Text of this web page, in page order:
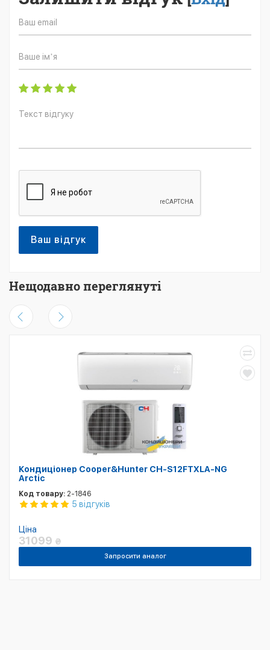
Ваш відгук
Нещодавно переглянуті
Кондиціонер Cooper&Hunter CH-S12FTXLA-NG
Arctic
Код товару: 2-1846
5 відгуків
Ціна
31099 ₴
Запросити аналог